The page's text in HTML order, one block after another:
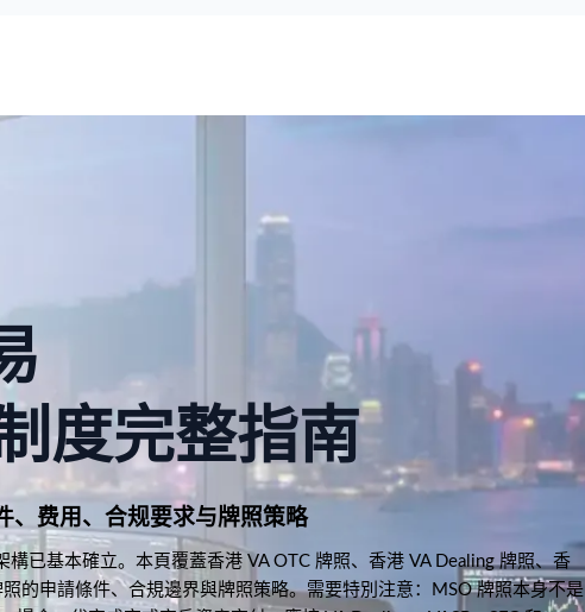
度完整指南
、费用、合规要求与牌照策略
已基本確立。本頁覆蓋香港 VA OTC 牌照、香港 VA Dealing 牌照、香
的申請條件、合規邊界與牌照策略。需要特別注意：MSO 牌照本身不是